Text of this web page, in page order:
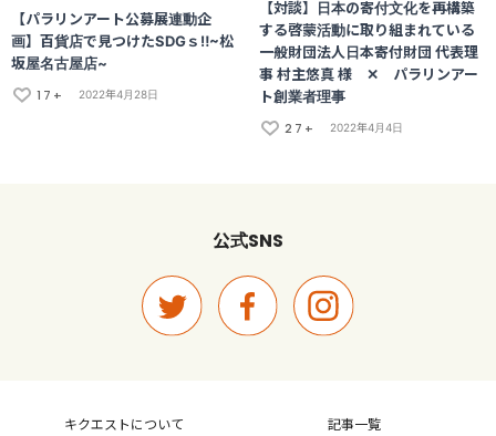
【パラリンアート公募展連動企
画】百貨店で見つけたSDGｓ‼~松
坂屋名古屋店~
17+
2022年4月28日
【対談】日本の寄付文化を再構築
する啓蒙活動に取り組まれている
一般財団法人日本寄付財団 代表理
事 村主悠真 様 ✕ パラリンアー
ト創業者理事
27+
2022年4月4日
公式SNS
キクエストについて 記事一覧